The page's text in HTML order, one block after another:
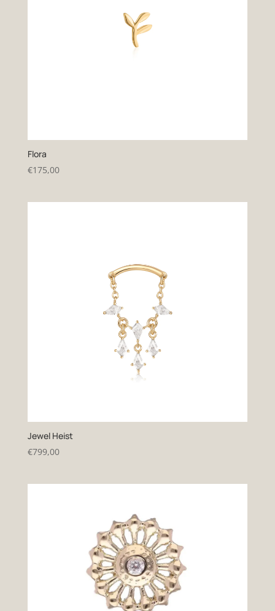
Flora
€175,00
Jewel Heist
€799,00